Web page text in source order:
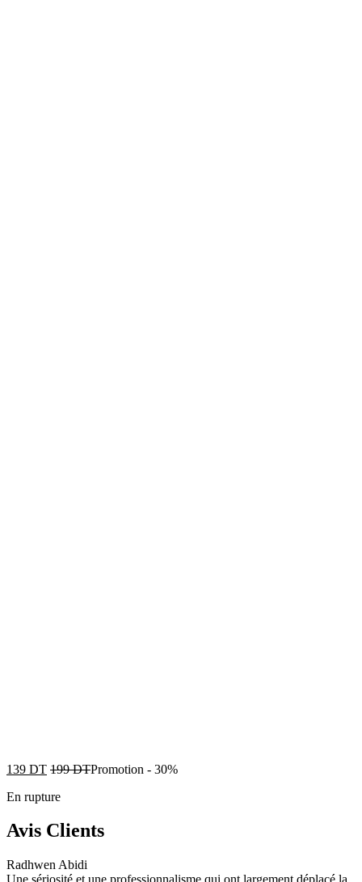
139 DT 199DTPromotion - 30%
En rupture
Avis Clients
Radhwen Abidi